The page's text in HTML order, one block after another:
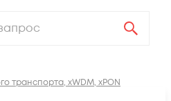
транспорта, xWDM, xPON